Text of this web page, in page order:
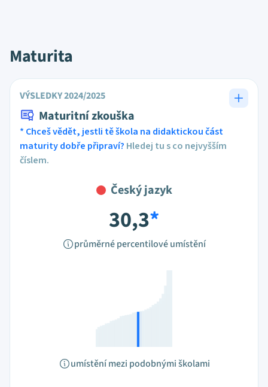
Maturita
VÝSLEDKY 2024/2025
Maturitní zkouška
* Chceš vědět, jestli tě škola na didaktickou část
maturity dobře připraví? Hledej tu s co nejvyšším
číslem.
Český jazyk
30,3*
průměrné percentilové umístění
umístění mezi podobnými školami